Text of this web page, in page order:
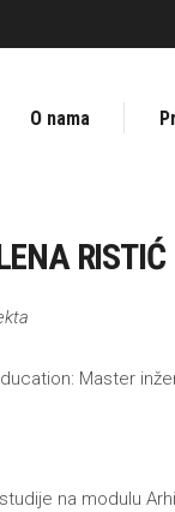
O nama
RISTIĆ
Master
na modulu